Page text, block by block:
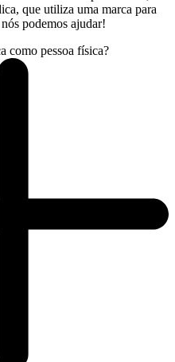
que utiliza uma marca para
podemos ajudar!
como pessoa física?